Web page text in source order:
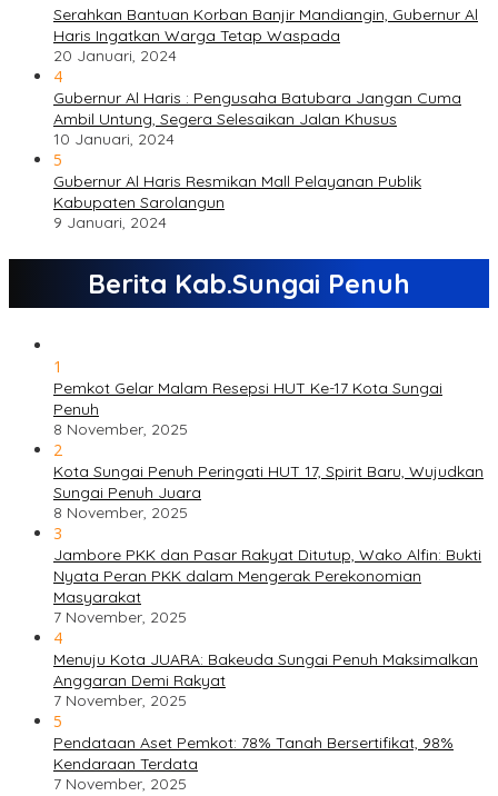
Serahkan Bantuan Korban Banjir Mandiangin, Gubernur Al
Haris Ingatkan Warga Tetap Waspada
20 Januari, 2024
4
Gubernur Al Haris : Pengusaha Batubara Jangan Cuma
Ambil Untung, Segera Selesaikan Jalan Khusus
10 Januari, 2024
5
Gubernur Al Haris Resmikan Mall Pelayanan Publik
Kabupaten Sarolangun
9 Januari, 2024
Berita Kab.Sungai Penuh
1
Pemkot Gelar Malam Resepsi HUT Ke-17 Kota Sungai
Penuh
8 November, 2025
2
Kota Sungai Penuh Peringati HUT 17, Spirit Baru, Wujudkan
Sungai Penuh Juara
8 November, 2025
3
Jambore PKK dan Pasar Rakyat Ditutup, Wako Alfin: Bukti
Nyata Peran PKK dalam Mengerak Perekonomian
Masyarakat
7 November, 2025
4
Menuju Kota JUARA: Bakeuda Sungai Penuh Maksimalkan
Anggaran Demi Rakyat
7 November, 2025
5
Pendataan Aset Pemkot: 78% Tanah Bersertifikat, 98%
Kendaraan Terdata
7 November, 2025